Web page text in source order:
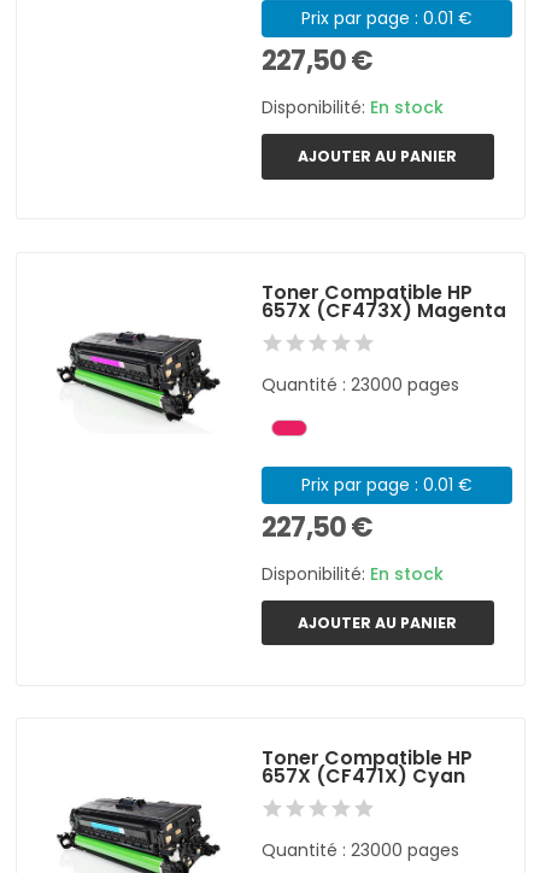
Prix par page : 0.01 €
227,50 €
Disponibilité: En stock
AJOUTER AU PANIER
Toner Compatible HP
657X (CF473X) Magenta
Quantité : 23000 pages
Prix par page : 0.01 €
227,50 €
Disponibilité: En stock
AJOUTER AU PANIER
Toner Compatible HP
657X (CF471X) Cyan
Quantité : 23000 pages